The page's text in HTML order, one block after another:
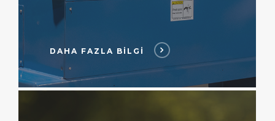
DAHA FAZLA BİLGİ